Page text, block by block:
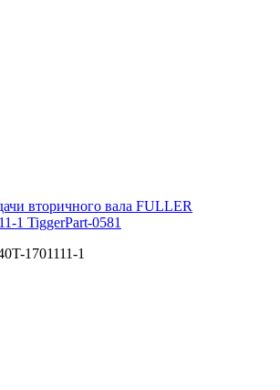
вторичного вала FULLER
1 TiggerPart-0581
1701111-1